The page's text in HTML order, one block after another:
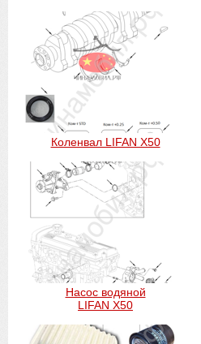
Коленвал LIFAN X50
Насос водяной
LIFAN X50